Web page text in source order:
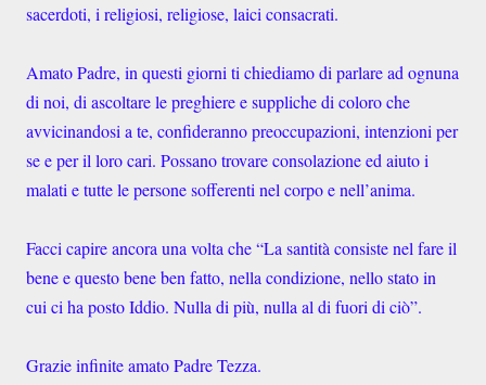
sacerdoti, i religiosi, religiose, laici consacrati.
Amato Padre, in questi giorni ti chiediamo di parlare ad ognuna
di noi, di ascoltare le preghiere e suppliche di coloro che
avvicinandosi a te, confideranno preoccupazioni, intenzioni per
se e per il loro cari. Possano trovare consolazione ed aiuto i
malati e tutte le persone sofferenti nel corpo e nell’anima.
Facci capire ancora una volta che “La santità consiste nel fare il
bene e questo bene ben fatto, nella condizione, nello stato in
cui ci ha posto Iddio. Nulla di più, nulla al di fuori di ciò”.
Grazie infinite amato Padre Tezza.